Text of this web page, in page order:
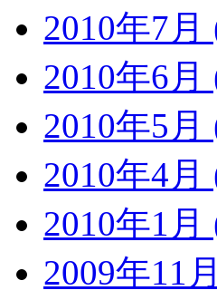
2010年7月
2010年6月
2010年5月
2010年4月
2010年1月
2009年11